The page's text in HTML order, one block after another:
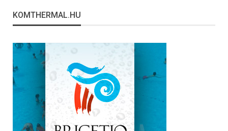
KOMTHERMAL.HU